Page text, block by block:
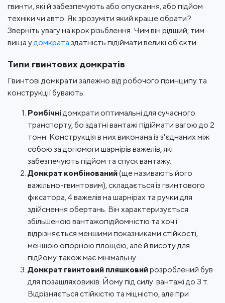
гвинти, які й забезпечують або опускання, або підйом
техніки чи авто. Як зрозуміти який краще обрати?
Зверніть увагу на крок різьблення. Чим він рідший, тим
вища удомкрата здатність підіймати великі об'єкти.
Типи гвинтових домкратів
Гвинтові домкрати залежно від робочого принципу та
конструкції бувають:
Ромбічнідомкрати оптимальні для сучасного
транспорту, бо здатні вантажі підіймати вагою до 2
тонн. Конструкція в них виконана із з'єднаних між
собою за допомоги шарнірів важелів, які
забезпечують підйом та спуск вантажу.
Домкрат комбінований(ще називають його
важільно-гвинтовим), складається із гвинтового
фіксатора, 4 важелів на шарнірах та ручки для
здійснення обертань. Він характеризується
збільшеною вантажопідйомністю та хоч і
відрізняється меншими показниками стійкості,
меншою опорною площею, але й висоту для
підйому також має мінімальну.
Домкрат гвинтовий пляшковийрозроблений був
для позашляховиків. Йому під силу вантажі до 3 т.
Відрізняється стійкістю та міцністю, але при